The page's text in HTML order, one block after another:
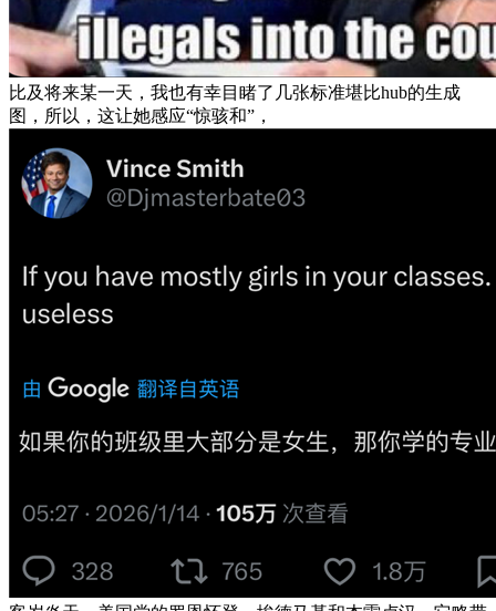
比及将来某一天，我也有幸目睹了几张标准堪比hub的生成
图，所以，这让她感应“惊骇和”，